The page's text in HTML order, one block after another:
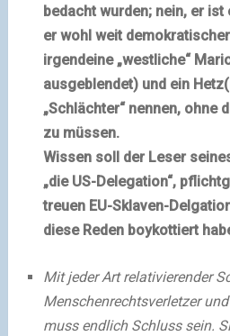
bedacht wurden; nein, er ist
er wohl weit
irgendeine „westliche“
ausgeblendet) und ein
„Schlächter“ nennen, ohne
zu müssen.
Wissen soll der Leser
„die US-Delegation“,
treuen EU-Sklaven-
diese Reden boykottiert
Mit jeder Art relativierender
Menschenrechtsverletzer
muss endlich Schluss sein.